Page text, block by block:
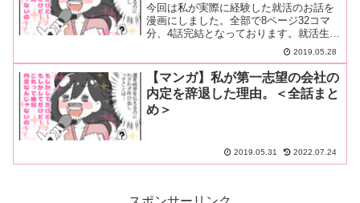
今回は私が実際に経験した就活のお話を
漫画にしました。全部で8ページ32コマ
分、4話完結となっております。就活生の
皆さんにぜひ役立てて欲しいです。この
2019.05.28
【マンガ】私が第一志望の会社の
内定を辞退した理由。＜全話まと
め＞
2019.05.31 2022.07.24